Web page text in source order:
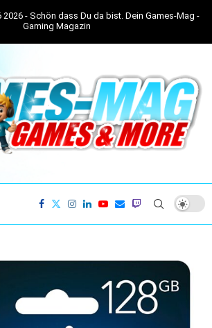
- Schön dass Du da bist. Dein Games-Mag -
Gaming Magazin